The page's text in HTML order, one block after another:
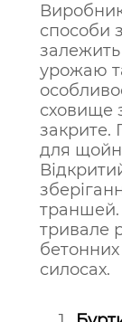
способи
урожаю
сховище
закрите.
для
траншей.
тривале
силосах.